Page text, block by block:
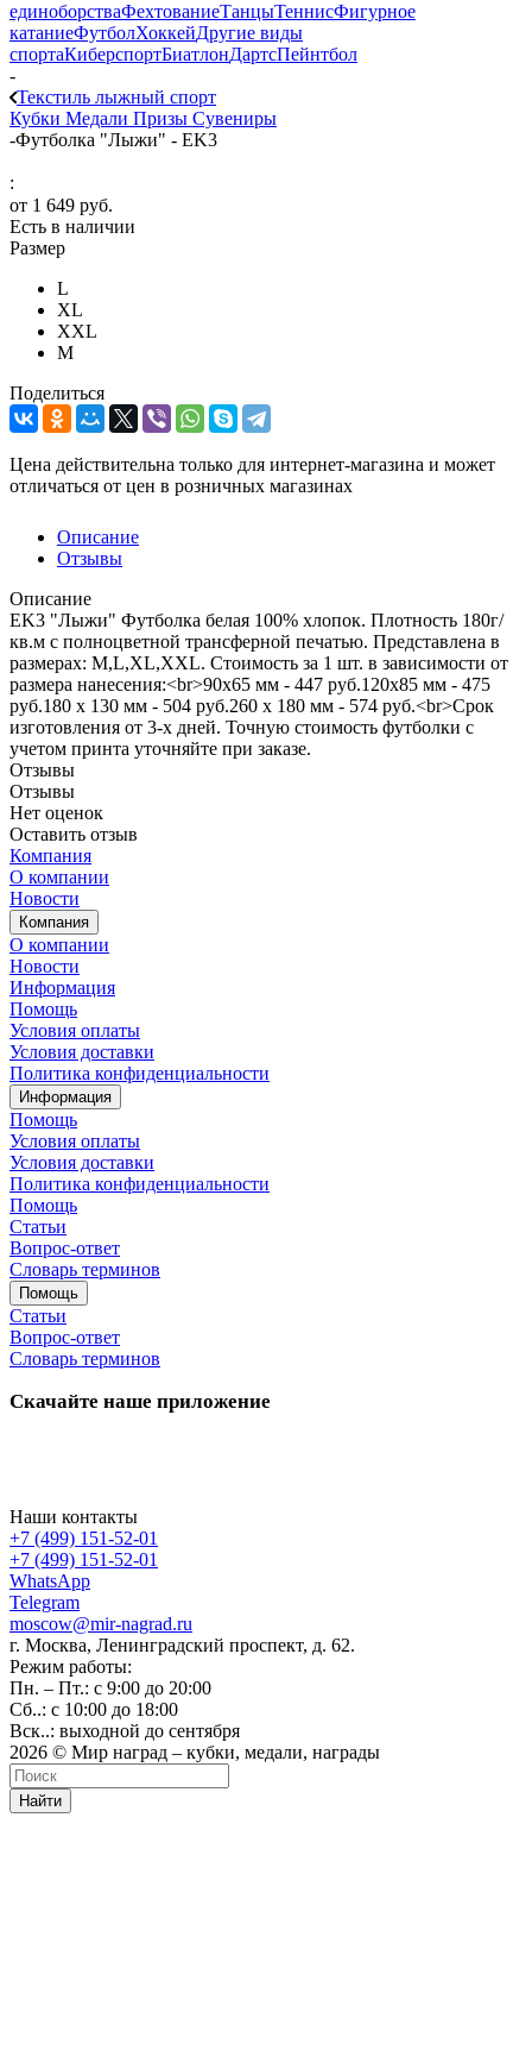
единоборстваФехтованиеТанцыТеннисФигурное
катаниеФутболХоккейДругие виды
спортаКиберспортБиатлонДартсПейнтбол
-
Текстиль лыжный спорт
Кубки Медали Призы Сувениры
-Футболка "Лыжи" - EK3
:
от 1 649 руб.
Есть в наличии
Размер
L
XL
XXL
М
Поделиться
Цена действительна только для интернет-магазина и может
отличаться от цен в розничных магазинах
Описание
Отзывы
Описание
EK3 "Лыжи" Футболка белая 100% хлопок. Плотность 180г/
кв.м с полноцветной трансферной печатью. Представлена в
размерах: M,L,XL,XXL. Стоимость за 1 шт. в зависимости от
размера нанесения:<br>90х65 мм - 447 руб.120х85 мм - 475
руб.180 х 130 мм - 504 руб.260 х 180 мм - 574 руб.<br>Срок
изготовления от 3-х дней. Точную стоимость футболки с
учетом принта уточняйте при заказе.
Отзывы
Отзывы
Нет оценок
Оставить отзыв
Компания
О компании
Новости
Компания
О компании
Новости
Информация
Помощь
Условия оплаты
Условия доставки
Политика конфиденциальности
Информация
Помощь
Условия оплаты
Условия доставки
Политика конфиденциальности
Помощь
Статьи
Вопрос-ответ
Словарь терминов
Помощь
Статьи
Вопрос-ответ
Словарь терминов
Скачайте наше приложение
Наши контакты
+7 (499) 151-52-01
+7 (499) 151-52-01
WhatsApp
Telegram
moscow@mir-nagrad.ru
г. Москва, Ленинградский проспект, д. 62.
Режим работы:
Пн. – Пт.: с 9:00 до 20:00
Сб..: с 10:00 до 18:00
Вск..: выходной до сентября
2026 © Мир наград – кубки, медали, награды
Найти